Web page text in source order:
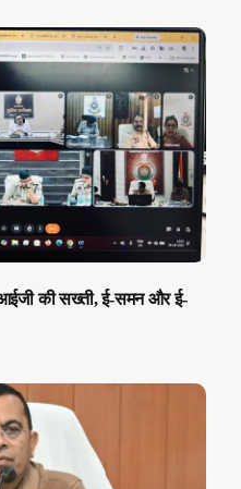
की सख्ती, ई-समन और ई-